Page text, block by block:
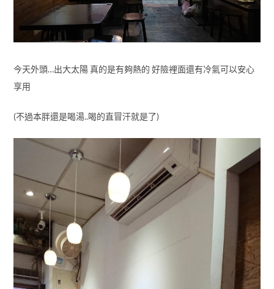
今天外頭…出大太陽 真的是有夠熱的 好險裡面還有冷氣可以安心
享用
(不過本胖還是喝湯..喝的直冒汗就是了)